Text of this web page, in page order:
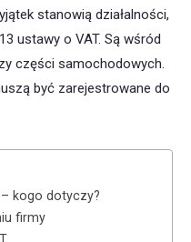
stanowią działalności,
ustawy o VAT. Są wśród
części samochodowych.
być zarejestrowane do
kogo dotyczy?
firmy